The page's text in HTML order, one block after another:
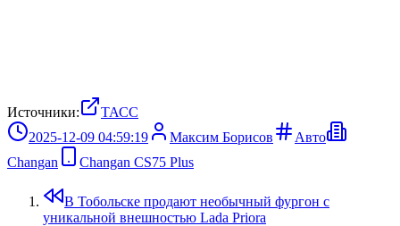
Источники:
ТАСС
2025-12-09 04:59:19
Максим Борисов
Авто
Changan
Changan CS75 Plus
В Тобольске продают необычный фургон с
уникальной внешностью Lada Priora